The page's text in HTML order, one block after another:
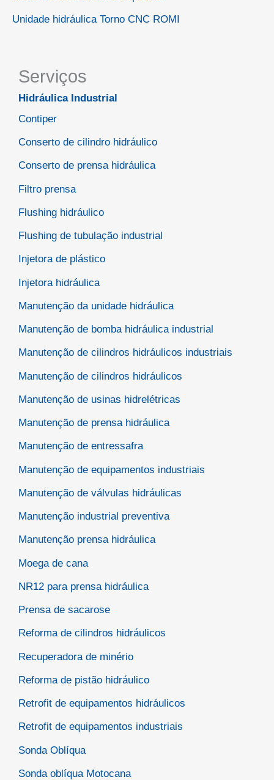
Unidade hidráulica Torno CNC ROMI
Serviços
Hidráulica Industrial
Contiper
Conserto de cilindro hidráulico
Conserto de prensa hidráulica
Filtro prensa
Flushing hidráulico
Flushing de tubulação industrial
Injetora de plástico
Injetora hidráulica
Manutenção da unidade hidráulica
Manutenção de bomba hidráulica industrial
Manutenção de cilindros hidráulicos industriais
Manutenção de cilindros hidráulicos
Manutenção de usinas hidrelétricas
Manutenção de prensa hidráulica
Manutenção de entressafra
Manutenção de equipamentos industriais
Manutenção de válvulas hidráulicas
Manutenção industrial preventiva
Manutenção prensa hidráulica
Moega de cana
NR12 para prensa hidráulica
Prensa de sacarose
Reforma de cilindros hidráulicos
Recuperadora de minério
Reforma de pistão hidráulico
Retrofit de equipamentos hidráulicos
Retrofit de equipamentos industriais
Sonda Oblíqua
Sonda oblíqua Motocana